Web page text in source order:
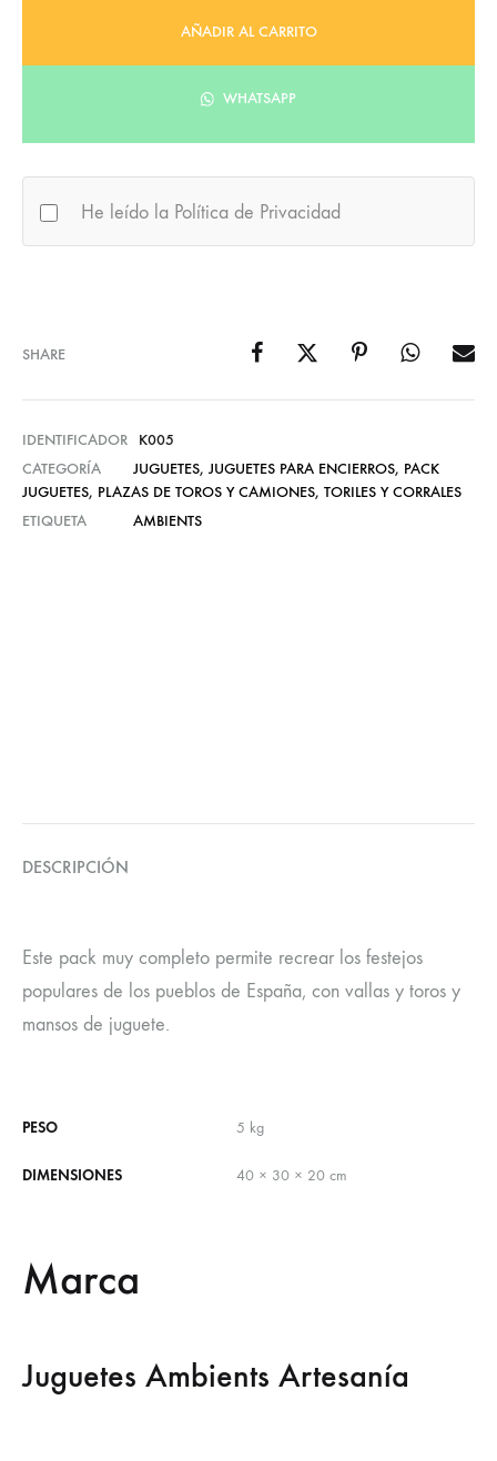
AÑADIR AL CARRITO
WHATSAPP
He leído la Política de Privacidad
SHARE
IDENTIFICADOR
K005
CATEGORÍA
JUGUETES, JUGUETES PARA ENCIERROS, PACK
JUGUETES, PLAZAS DE TOROS Y CAMIONES, TORILES Y CORRALES
ETIQUETA
AMBIENTS
DESCRIPCIÓN
Este pack muy completo permite recrear los festejos
populares de los pueblos de España, con vallas y toros y
mansos de juguete.
PESO 5 kg
DIMENSIONES 40 × 30 × 20 cm
Marca
Juguetes Ambients Artesanía